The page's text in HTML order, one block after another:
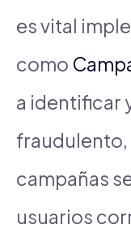
es vital
como
a identificar
fraudulento,
campañas
usuarios